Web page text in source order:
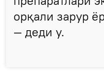
орқали зарур
— деди у.